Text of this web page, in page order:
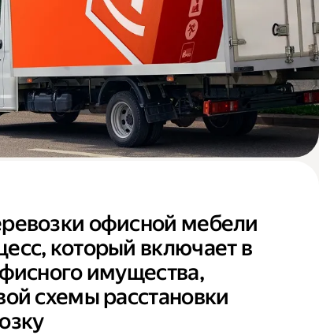
офисной мебели
который включает в
имущества,
схемы расстановки